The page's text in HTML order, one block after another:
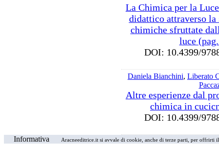
La Chimica per la
didattico attraverso
chimiche sfruttate
luce
DOI: 10.4399/
Daniela Bianchini, Liberato
Altre esperienze dal
chimica in
DOI: 10.4399/
Informativa Aracneeditrice.it si avvale di cookie, anche di terze parti, per